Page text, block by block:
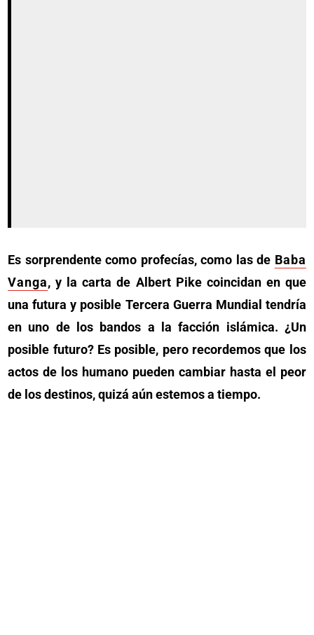
Es sorprendente como profecías, como las de Baba
Vanga, y la carta de Albert Pike coincidan en que
una futura y posible Tercera Guerra Mundial tendría
en uno de los bandos a la facción islámica. ¿Un
posible futuro? Es posible, pero recordemos que los
actos de los humano pueden cambiar hasta el peor
de los destinos, quizá aún estemos a tiempo.